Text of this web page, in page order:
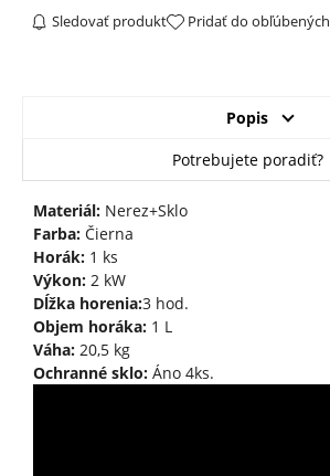
Sledovať produkt Pridať do obľúbených
Popis
Potrebujete poradiť?
Materiál: Nerez+Sklo
Farba:Čierna
Horák: 1 ks
Výkon: 2 kW
Dĺžka horenia:3 hod.
Objem horáka:1 L
Váha:20,5 kg
Ochranné sklo:Áno 4ks.